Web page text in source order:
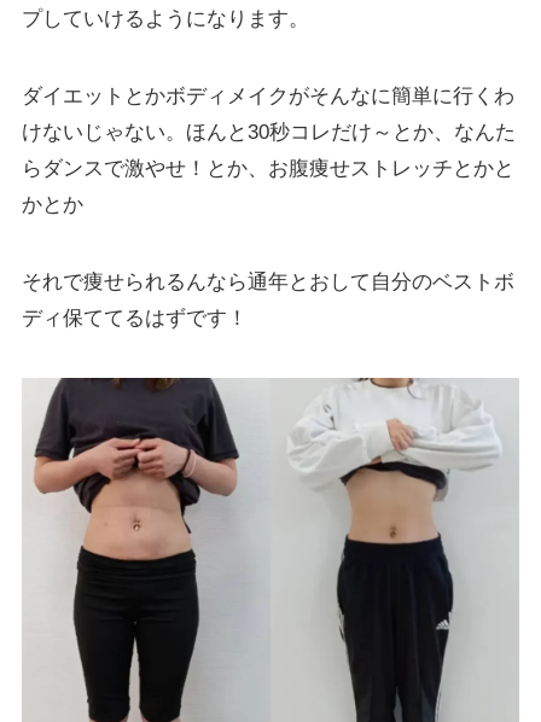
プしていけるようになります。
ダイエットとかボディメイクがそんなに簡単に行くわ
けないじゃない。ほんと30秒コレだけ～とか、なんた
らダンスで激やせ！とか、お腹痩せストレッチとかと
かとか
それで痩せられるんなら通年とおして自分のベストボ
ディ保ててるはずです！